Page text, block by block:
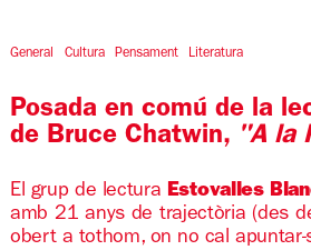
General Cultura Pensament Literatura
Posada en comú de la
de Bruce Chatwin, "A la
El grup de lectura Estovalles
amb 21 anys de trajectòria (des
obert a tothom, on no cal apuntar-